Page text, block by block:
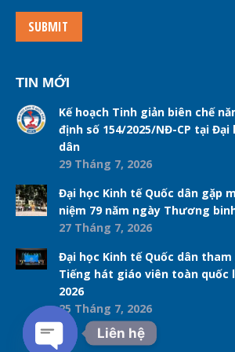
SUBMIT
TIN MỚI
Kế hoạch Tinh giản biên chế
định số 154/2025/NĐ-CP tại Đại
dân
29 Tháng 7, 2026
Đại học Kinh tế Quốc dân gặp
niệm 79 năm ngày Thương
27 Tháng 7, 2026
Đại học Kinh tế Quốc dân
Tiếng hát giáo viên toàn quốc
2026
25 Tháng 7, 2026
Liên hệ